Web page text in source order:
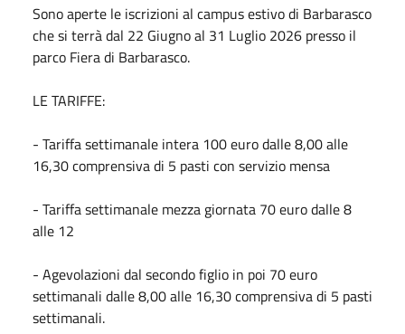
Sono aperte le iscrizioni al campus estivo di Barbarasco
che si terrà dal 22 Giugno al 31 Luglio 2026 presso il
parco Fiera di Barbarasco.
LE TARIFFE:
- Tariffa settimanale intera 100 euro dalle 8,00 alle
16,30 comprensiva di 5 pasti con servizio mensa
- Tariffa settimanale mezza giornata 70 euro dalle 8
alle 12
- Agevolazioni dal secondo figlio in poi 70 euro
settimanali dalle 8,00 alle 16,30 comprensiva di 5 pasti
settimanali.